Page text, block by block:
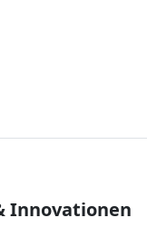
Innovationen